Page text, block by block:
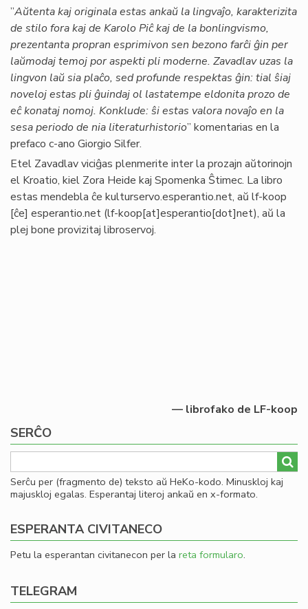
”Aŭtenta kaj originala estas ankaŭ la lingvaĵo, karakterizita
de stilo fora kaj de Karolo Piĉ kaj de la bonlingvismo,
prezentanta propran esprimivon sen bezono farĉi ĝin per
laŭmodaj temoj por aspekti pli moderne. Zavadlav uzas la
lingvon laŭ sia plaĉo, sed profunde respektas ĝin: tial ŝiaj
noveloj estas pli ĝuindaj ol lastatempe eldonita prozo de
eĉ konataj nomoj. Konklude: ŝi estas valora novaĵo en la
sesa periodo de nia literaturhistorio” komentarias en la
prefaco c-ano Giorgio Silfer.
Etel Zavadlav viciĝas plenmerite inter la prozajn aŭtorinojn
el Kroatio, kiel Zora Heide kaj Spomenka Ŝtimec. La libro
estas mendebla ĉe kulturservo.esperantio.net, aŭ lf-koop
[ĉe] esperantio.net (lf-koop[at]esperantio[dot]net), aŭ la
plej bone provizitaj libroservoj.
— librofako de LF-koop
SERĈO
Serĉu per (fragmento de) teksto aŭ HeKo-kodo. Minuskloj kaj
majuskloj egalas. Esperantaj literoj ankaŭ en x-formato.
ESPERANTA CIVITANECO
Petu la esperantan civitanecon per la reta formularo.
TELEGRAM